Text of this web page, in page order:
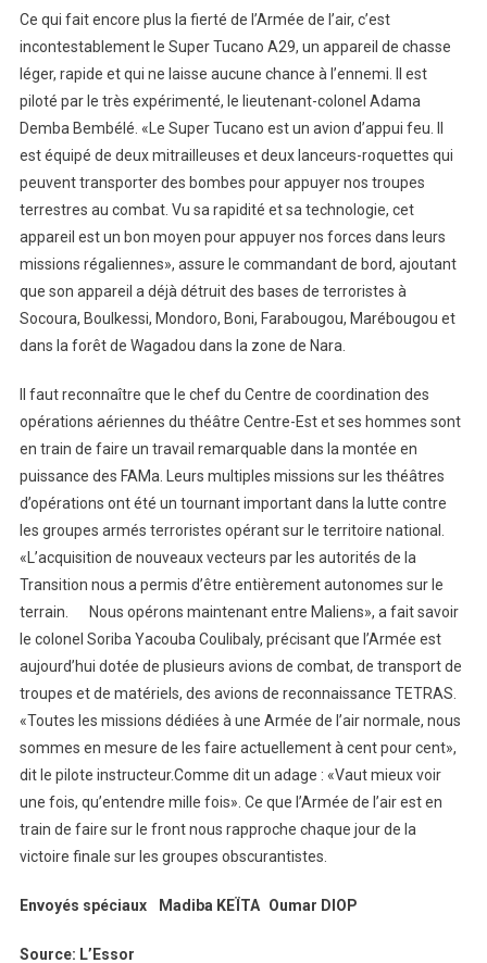
Ce qui fait encore plus la fierté de l’Armée de l’air, c’est
incontestablement le Super Tucano A29, un appareil de chasse
léger, rapide et qui ne laisse aucune chance à l’ennemi. Il est
piloté par le très expérimenté, le lieutenant-colonel Adama
Demba Bembélé. «Le Super Tucano est un avion d’appui feu. Il
est équipé de deux mitrailleuses et deux lanceurs-roquettes qui
peuvent transporter des bombes pour appuyer nos troupes
terrestres au combat. Vu sa rapidité et sa technologie, cet
appareil est un bon moyen pour appuyer nos forces dans leurs
missions régaliennes», assure le commandant de bord, ajoutant
que son appareil a déjà détruit des bases de terroristes à
Socoura, Boulkessi, Mondoro, Boni, Farabougou, Marébougou et
dans la forêt de Wagadou dans la zone de Nara.
Il faut reconnaître que le chef du Centre de coordination des
opérations aériennes du théâtre Centre-Est et ses hommes sont
en train de faire un travail remarquable dans la montée en
puissance des FAMa. Leurs multiples missions sur les théâtres
d’opérations ont été un tournant important dans la lutte contre
les groupes armés terroristes opérant sur le territoire national.
«L’acquisition de nouveaux vecteurs par les autorités de la
Transition nous a permis d’être entièrement autonomes sur le
terrain. Nous opérons maintenant entre Maliens», a fait savoir
le colonel Soriba Yacouba Coulibaly, précisant que l’Armée est
aujourd’hui dotée de plusieurs avions de combat, de transport de
troupes et de matériels, des avions de reconnaissance TETRAS.
«Toutes les missions dédiées à une Armée de l’air normale, nous
sommes en mesure de les faire actuellement à cent pour cent»,
dit le pilote instructeur.Comme dit un adage : «Vaut mieux voir
une fois, qu’entendre mille fois». Ce que l’Armée de l’air est en
train de faire sur le front nous rapproche chaque jour de la
victoire finale sur les groupes obscurantistes.
Envoyés spéciaux Madiba KEÏTA Oumar DIOP
Source: L’Essor